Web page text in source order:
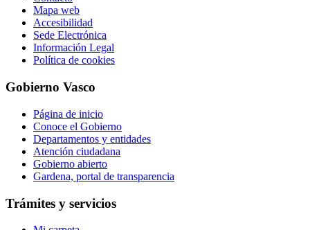
Mapa web
Accesibilidad
Sede Electrónica
Información Legal
Política de cookies
Gobierno Vasco
Página de inicio
Conoce el Gobierno
Departamentos y entidades
Atención ciudadana
Gobierno abierto
Gardena, portal de transparencia
Trámites y servicios